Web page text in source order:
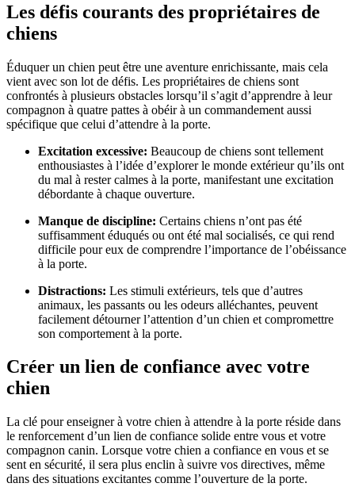
Les défis courants des propriétaires de
chiens
Éduquer un chien peut être une aventure enrichissante, mais cela
vient avec son lot de défis. Les propriétaires de chiens sont
confrontés à plusieurs obstacles lorsqu’il s’agit d’apprendre à leur
compagnon à quatre pattes à obéir à un commandement aussi
spécifique que celui d’attendre à la porte.
Excitation excessive: Beaucoup de chiens sont tellement
enthousiastes à l’idée d’explorer le monde extérieur qu’ils ont
du mal à rester calmes à la porte, manifestant une excitation
débordante à chaque ouverture.
Manque de discipline: Certains chiens n’ont pas été
suffisamment éduqués ou ont été mal socialisés, ce qui rend
difficile pour eux de comprendre l’importance de l’obéissance
à la porte.
Distractions: Les stimuli extérieurs, tels que d’autres
animaux, les passants ou les odeurs alléchantes, peuvent
facilement détourner l’attention d’un chien et compromettre
son comportement à la porte.
Créer un lien de confiance avec votre
chien
La clé pour enseigner à votre chien à attendre à la porte réside dans
le renforcement d’un lien de confiance solide entre vous et votre
compagnon canin. Lorsque votre chien a confiance en vous et se
sent en sécurité, il sera plus enclin à suivre vos directives, même
dans des situations excitantes comme l’ouverture de la porte.